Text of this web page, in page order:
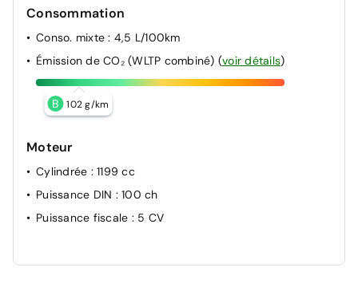
Consommation
Conso. mixte: 4,5 L/100km
Émission de CO₂ (WLTP combiné) (voir détails)
B 102 g/km
Moteur
Cylindrée : 1199 cc
Puissance DIN : 100 ch
Puissance fiscale : 5 CV